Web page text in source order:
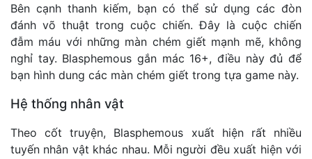
Bên cạnh thanh kiếm, bạn có thể sử dụng các đòn
đánh võ thuật trong cuộc chiến. Đây là cuộc chiến
đẫm máu với những màn chém giết mạnh mẽ, không
nghỉ tay. Blasphemous gắn mác 16+, điều này đủ để
bạn hình dung các màn chém giết trong tựa game này.
Hệ thống nhân vật
Theo cốt truyện, Blasphemous xuất hiện rất nhiều
tuyến nhân vật khác nhau. Mỗi người đều xuất hiện với